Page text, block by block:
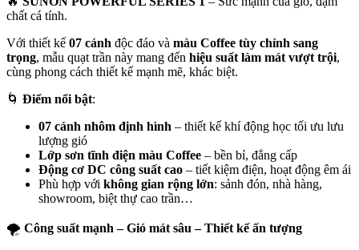
chất cá tính.
Với thiết kế 07 cánh độc đáo và màu Coffee tùy chỉnh sang
trọng, mẫu quạt trần này mang đến hiệu suất làm mát vượt trội,
cùng phong cách thiết kế mạnh mẽ, khác biệt.
🌀 Điểm nổi bật:
07 cánh nhôm định hình – thiết kế khí động học tối ưu lưu
lượng gió
Lớp sơn tĩnh điện màu Coffee – bền bỉ, đẳng cấp
Động cơ DC công suất cao – tiết kiệm điện, hoạt động êm ái
Phù hợp với không gian rộng lớn: sảnh đón, nhà hàng,
showroom, biệt thự cao trần…
🌪️ Công suất mạnh – Gió mát sâu – Thiết kế ấn tượng